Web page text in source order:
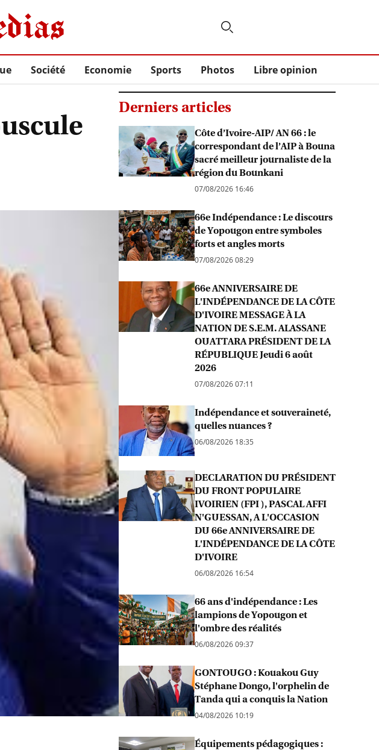
Société Economie Sports Photos Libre opinion
Derniers articles
Côte d’Ivoire-AIP/ AN 66 : le
correspondant de l’AIP à Bouna
sacré meilleur journaliste de la
région du Bounkani
07/08/2026 16:46
66e Indépendance : Le discours
de Yopougon entre symboles
forts et angles morts
07/08/2026 08:29
66e ANNIVERSAIRE DE
L'INDÉPENDANCE DE LA CÔTE
D'IVOIRE MESSAGE À LA
NATION DE S.E.M. ALASSANE
OUATTARA PRÉSIDENT DE LA
RÉPUBLIQUE Jeudi 6 août
2026
07/08/2026 07:11
Indépendance et souveraineté,
quelles nuances ?
06/08/2026 18:35
DECLARATION DU PRÉSIDENT
DU FRONT POPULAIRE
IVOIRIEN (FPI ), PASCAL AFFI
N'GUESSAN, A L'OCCASION
DU 66e ANNIVERSAIRE DE
L'INDÉPENDANCE DE LA CÔTE
D'IVOIRE
06/08/2026 16:54
66 ans d'indépendance : Les
lampions de Yopougon et
l'ombre des réalités
06/08/2026 09:37
GONTOUGO : Kouakou Guy
Stéphane Dongo, l'orphelin de
Tanda qui a conquis la Nation
04/08/2026 10:19
Équipements pédagogiques :